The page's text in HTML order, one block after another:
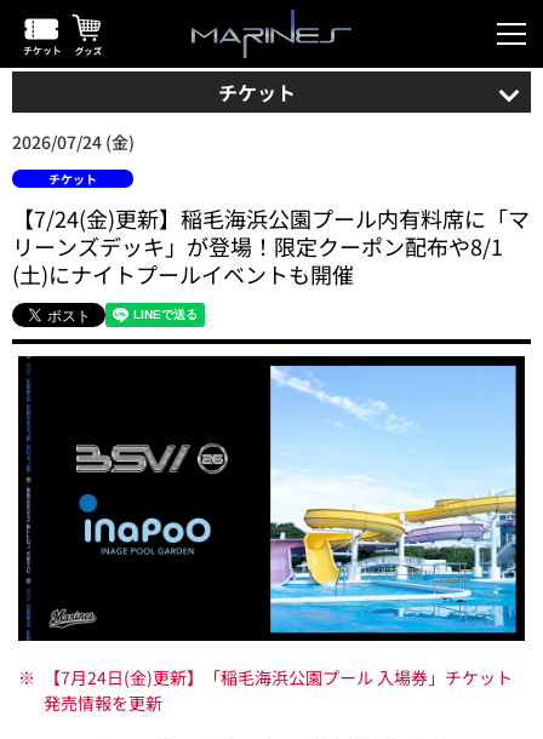
チケット
2026/07/24 (金)
チケット
【7/24(金)更新】稲毛海浜公園プール内有料席に「マ
リーンズデッキ」が登場！限定クーポン配布や8/1
(土)にナイトプールイベントも開催
※
【7月24日(金)更新】「稲毛海浜公園プール 入場券」チケット
発売情報を更新